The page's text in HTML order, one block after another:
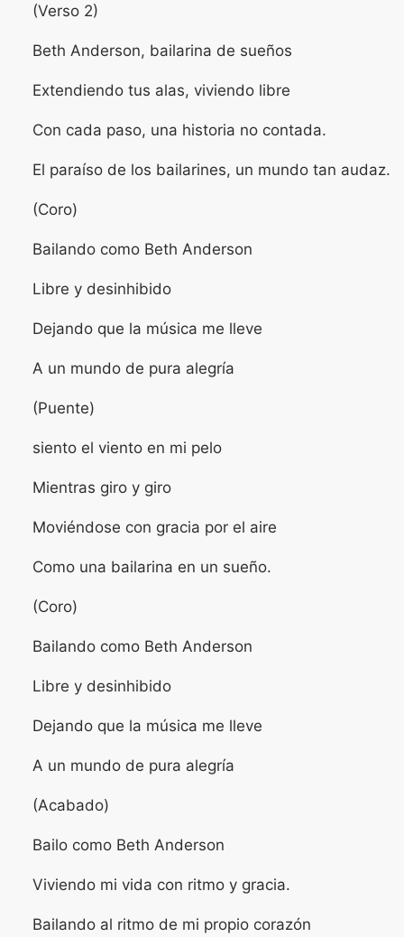
(Verso 2)
Beth Anderson, bailarina de sueños
Extendiendo tus alas, viviendo libre
Con cada paso, una historia no contada.
El paraíso de los bailarines, un mundo tan audaz.
(Coro)
Bailando como Beth Anderson
Libre y desinhibido
Dejando que la música me lleve
A un mundo de pura alegría
(Puente)
siento el viento en mi pelo
Mientras giro y giro
Moviéndose con gracia por el aire
Como una bailarina en un sueño.
(Coro)
Bailando como Beth Anderson
Libre y desinhibido
Dejando que la música me lleve
A un mundo de pura alegría
(Acabado)
Bailo como Beth Anderson
Viviendo mi vida con ritmo y gracia.
Bailando al ritmo de mi propio corazón